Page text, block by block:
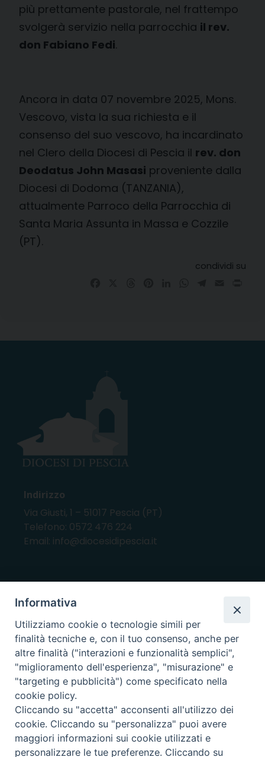
più prettamente pastorale, nel frattempo
svolgerà servizio nella parrocchia il rev.
don Fabiano Fedi.
Ancora in data 07 novembre 2025, Mons.
Vescovo, vista la sua richiesta e il
consenso del suo vescovo, ha incardinato
nel Clero della Diocesi di Pescia il rev. don
Deodatus John Masasi proveniente dalla
Diocesi di Dodoma (TANZANIA),
attualmente Parroco della Parrocchia di
Santa Maria Assunta in Massa e Cozzile
(PT).
condividi su
Indirizzo
Via Giusti, 1 – 51017 Pescia (PT)
Telefono: 0572 476 224
Email: info@diocesidipescia.it
ORARI E GIORNI DI APERTURA
10.00 alle 12.00
UFFICI ECONOMATO E AMMINISTRAZIONE Lunedì e
Mercoledì, dalle 10.00 alle 12.30
UFFICIO BENI CULTURALI Lunedì, Mercoledì,
Venerdì, dalle 10.00 alle 12.30
i nostri social
Informativa
Utilizziamo cookie o tecnologie simili per
finalità tecniche e, con il tuo consenso, anche per
altre finalità ("interazioni e funzionalità semplici",
"miglioramento dell'esperienza", "misurazione" e
"targeting e pubblicità") come specificato nella
cookie policy.
Cliccando su "accetta" acconsenti all'utilizzo dei
cookie. Cliccando su "personalizza" puoi avere
maggiori informazioni sui cookie utilizzati e
personalizzare le tue preferenze. Cliccando su